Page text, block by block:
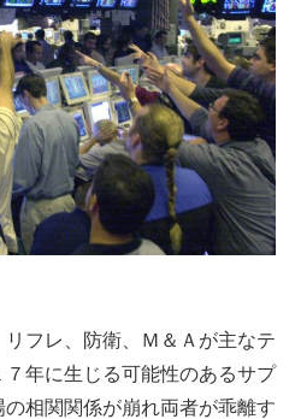
フレ、防衛、Ｍ＆Ａが主なテ
年に生じる可能性のあるサプ
相関関係が崩れ両者が乖離す